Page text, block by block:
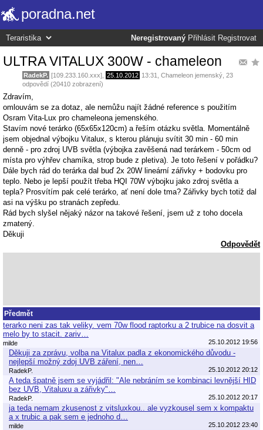
poradna.net
Neregistrovaný Přihlásit Registrovat
ULTRA VITALUX 300W - chameleon
RadekP. [109.233.160.xxx], 25.10.2012 13:31 Chameleon jemenský , 23
odpovědí (20410 zobrazení)
Zdravím,
omlouvám se za dotaz, ale nemůžu najít žádné reference s použitím
Osram Vita-Lux pro chameleona jemenského.
Stavím nové terárko (65x65x120cm) a řeším otázku světla. Momentálně
jsem objednal výbojku Vitalux, s kterou plánuju svítit 30 min - 60 min
denně - pro zdroj UVB světla (výbojka zavěšená nad terárkem - 50cm od
místa pro výhřev chamíka, strop bude z pletiva). Je toto řešení v pořádku?
Dále bych rád do terárka dal buď 2x 20W lineární zářivky + bodovku pro
teplo. Nebo je lepší použít třeba HQI 70W výbojku jako zdroj světla a
tepla? Prosvítím pak celé terárko, ať není dole tma? Zářivky bych totiž dal
asi na výšku po stranách zepředu.
Rád bych slyšel nějaký názor na takové řešení, jsem už z toho docela
zmatený.
Děkuji
Odpovědět
Předmět
terarko neni zas tak veliky. vem 70w flood raptorku a 2 trubice na dosvit a
melo by to stacit. zariv…
milde 25.10.2012 19:56
Děkuji za zprávu, volba na Vitalux padla z ekonomického důvodu -
nejlepší možný zdoj UVB záření, nen…
RadekP. 25.10.2012 20:12
A teda špatně jsem se vyjádřil: "Ale nebráním se kombinaci levnější HID
bez UVB, Vitaluxu a zářivky"…
RadekP. 25.10.2012 20:17
ja teda nemam zkusenost z vitsluxkou.. ale vyzkousel sem x kompaktu
a x trubic a pak sem e jednoho d…
milde 25.10.2012 23:40